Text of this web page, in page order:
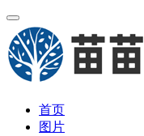
首页
图片